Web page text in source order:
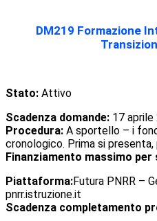
DM219 Formazione
Stato: Attivo
Scadenza domande: 17
Procedura: A sportello – i
cronologico. Prima si presenta,
Finanziamento massimo per
Piattaforma:Futura PNRR –
pnrr.istruzione.it
Scadenza completamento